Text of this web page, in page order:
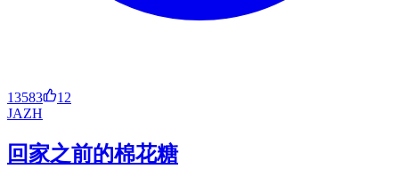
13583
12
JAZH
回家之前的棉花糖